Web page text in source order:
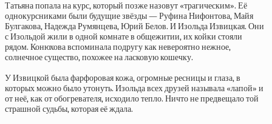
Татьяна попала на курс, который позже назовут «трагическим». Её
однокурсниками были будущие звёзды — Руфина Нифонтова, Майя
Булгакова, Надежда Румянцева, Юрий Белов. И Изольда Извицкая. Они
с Изольдой жили в одной комнате в общежитии, их койки стояли
рядом. Конюхова вспоминала подругу как невероятно нежное,
солнечное существо, похожее на ласковую кошечку.
У Извицкой была фарфоровая кожа, огромные ресницы и глаза, в
которых можно было утонуть. Изольда всех друзей называла «лапой» и
от неё, как от обогревателя, исходило тепло. Ничто не предвещало той
страшной судьбы, которая её ждала.